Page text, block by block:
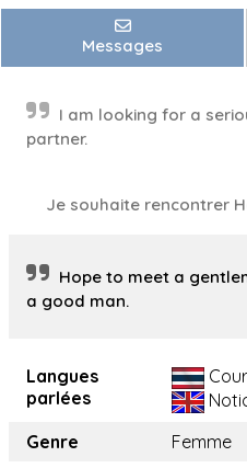
Messages
I am looking for a
partner.
Je souhaite rencontrer
Hope to meet a
a good man.
Langues
parlées
Genre
Femme